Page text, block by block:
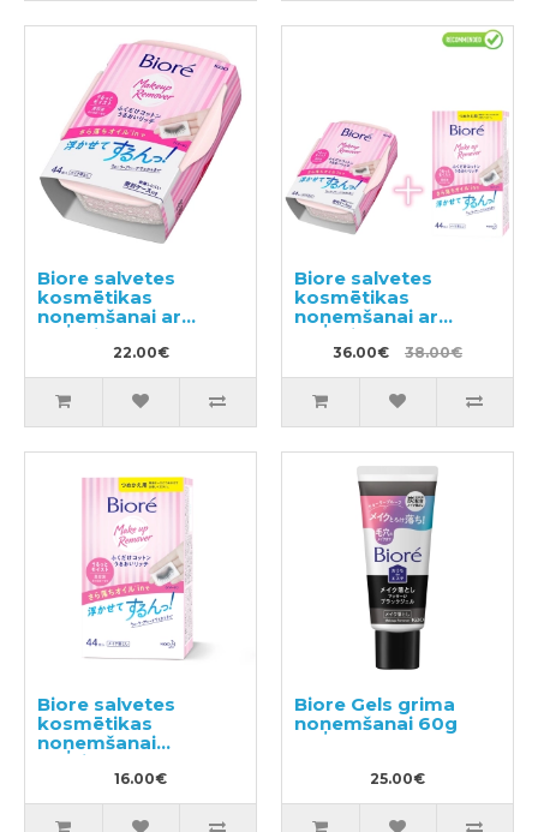
Biore salvetes
kosmētikas
noņemšanai ar
kastīti 44gab
22.00€
Biore salvetes
kosmētikas
noņemšanai ar
kastīti 44gab +
papildus bloks
44gab
36.00€ 38.00€
Biore salvetes
kosmētikas
noņemšanai
(papildus bloks)
16.00€
Biore Gels grima
noņemšanai 60g
25.00€